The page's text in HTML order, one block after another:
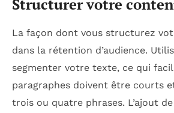
Structurer votre
La façon dont vous structurez
dans la rétention d’audience.
segmenter votre texte, ce qui
paragraphes doivent être courts
trois ou quatre phrases. L’ajout